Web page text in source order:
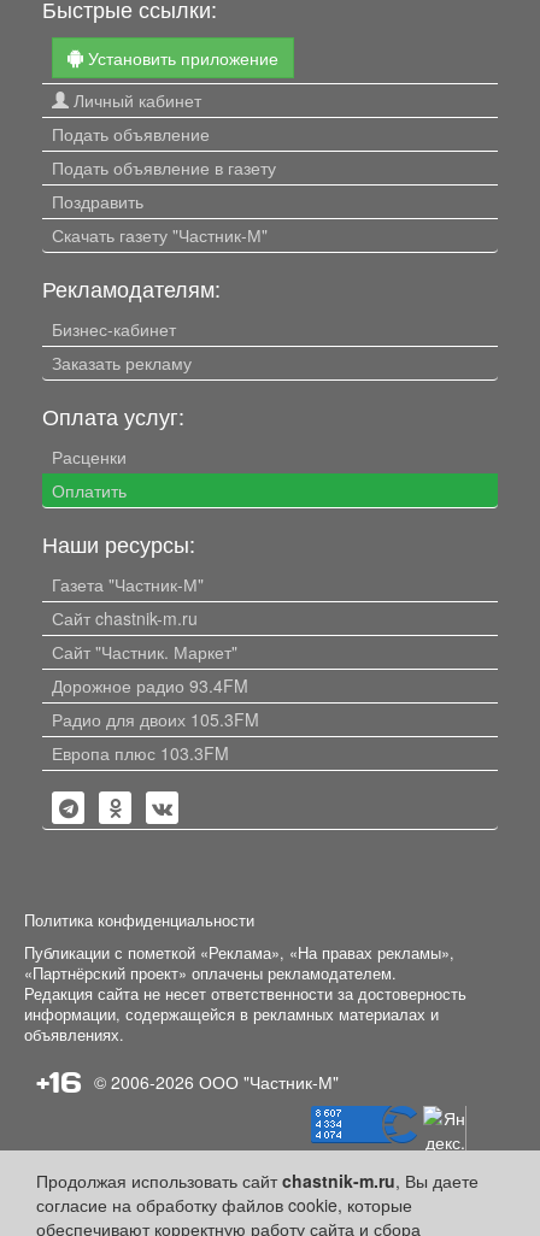
Продолжая использовать сайтchastnik-m.ru, Вы даете
согласие на обработку файлов cookie, которые
обеспечивают корректную работу сайта и сбора
Быстрые ссылки:
Установить приложение
Личный кабинет
Подать объявление
Подать объявление в газету
Поздравить
Скачать газету "Частник-М"
Рекламодателям:
Бизнес-кабинет
Заказать рекламу
Оплата услуг:
Расценки
Оплатить
Наши ресурсы:
Газета "Частник-М"
Сайт chastnik-m.ru
Сайт "Частник. Маркет"
Дорожное радио 93.4FM
Радио для двоих 105.3FM
Европа плюс 103.3FM
Политика конфиденциальности
Публикации с пометкой «Реклама», «На правах рекламы»,
«Партнёрский проект» оплачены рекламодателем.
Редакция сайта не несет ответственности за достоверность
информации, содержащейся в рекламных материалах и
объявлениях.
+16 © 2006-2026 ООО "Частник-М"